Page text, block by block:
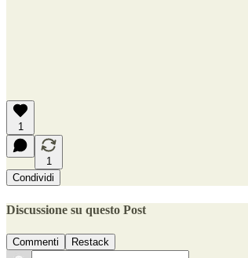
1
1
Condividi
Discussione su questo Post
Commenti Restack